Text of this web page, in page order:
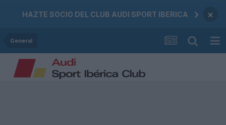
HAZTE SOCIO DEL CLUB AUDI SPORT IBERICA ×
General